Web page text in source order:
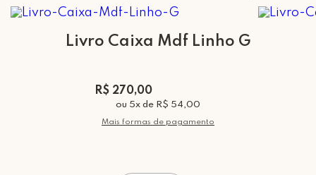
Livro Caixa Mdf Linho G
R$ 270,00
ou 5x de R$ 54,00
Mais formas de pagamento